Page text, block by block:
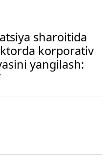
sharoitida
korporativ
yangilash: